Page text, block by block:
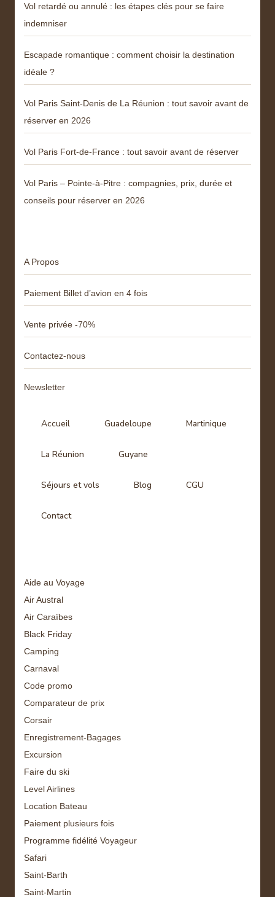
Vol retardé ou annulé : les étapes clés pour se faire
indemniser
Escapade romantique : comment choisir la destination
idéale ?
Vol Paris Saint-Denis de La Réunion : tout savoir avant de
réserver en 2026
Vol Paris Fort-de-France : tout savoir avant de réserver
Vol Paris – Pointe-à-Pitre : compagnies, prix, durée et
conseils pour réserver en 2026
A Propos
Paiement Billet d’avion en 4 fois
Vente privée -70%
Contactez-nous
Newsletter
Accueil Guadeloupe Martinique
La Réunion Guyane
Séjours et vols Blog CGU
Contact
Aide au Voyage
Air Austral
Air Caraïbes
Black Friday
Camping
Carnaval
Code promo
Comparateur de prix
Corsair
Enregistrement-Bagages
Excursion
Faire du ski
Level Airlines
Location Bateau
Paiement plusieurs fois
Programme fidélité Voyageur
Safari
Saint-Barth
Saint-Martin